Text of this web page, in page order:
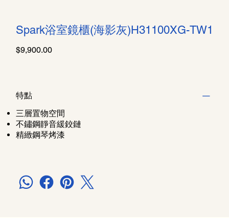
Spark浴室鏡櫃(海影灰)H31100XG-TW1
價
格
$9,900.00
特點
三層置物空間
不鏽鋼靜音緩鉸鏈
精緻鋼琴烤漆